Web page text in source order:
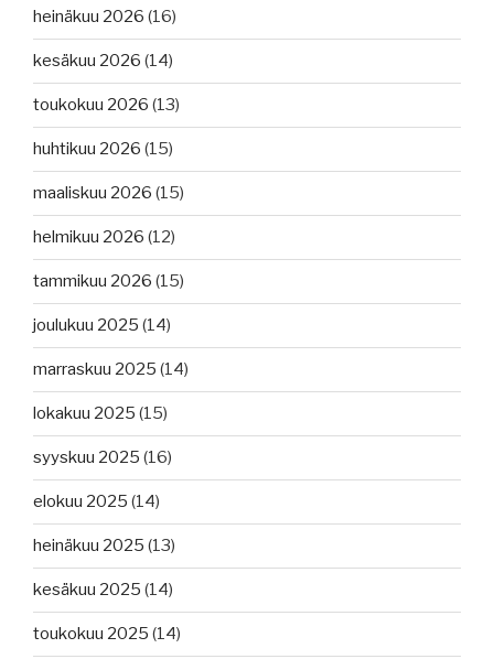
heinäkuu 2026 (16)
kesäkuu 2026 (14)
toukokuu 2026 (13)
huhtikuu 2026 (15)
maaliskuu 2026 (15)
helmikuu 2026 (12)
tammikuu 2026 (15)
joulukuu 2025 (14)
marraskuu 2025 (14)
lokakuu 2025 (15)
syyskuu 2025 (16)
elokuu 2025 (14)
heinäkuu 2025 (13)
kesäkuu 2025 (14)
toukokuu 2025 (14)